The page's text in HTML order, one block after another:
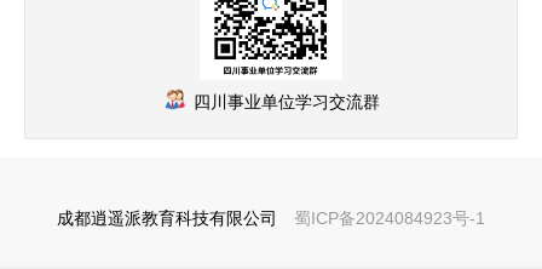
四川事业单位学习交流群
成都逍遥派教育科技有限公司 蜀ICP备2024084923号-1